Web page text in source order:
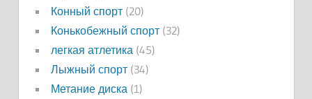
Конный спорт(20)
Конькобежный спорт(32)
легкая атлетика(45)
Лыжный спорт(34)
Метание диска(1)